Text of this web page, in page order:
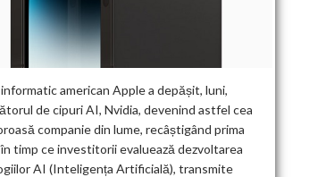
american Apple a depășit, luni,
de cipuri AI, Nvidia, devenind astfel cea
companie din lume, recâștigând prima
timp ce investitorii evaluează dezvoltarea
AI (Inteligența Artificială), transmite